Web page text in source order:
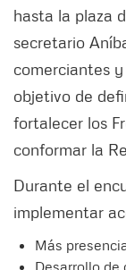
hasta la plaza
secretario
comerciantes
objetivo de
fortalecer los
conformar la
Durante el
implementar
Más